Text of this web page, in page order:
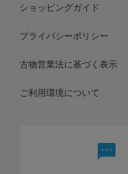
ショッピングガイド
プライバシーポリシー
古物営業法に基づく表示
ご利用環境について